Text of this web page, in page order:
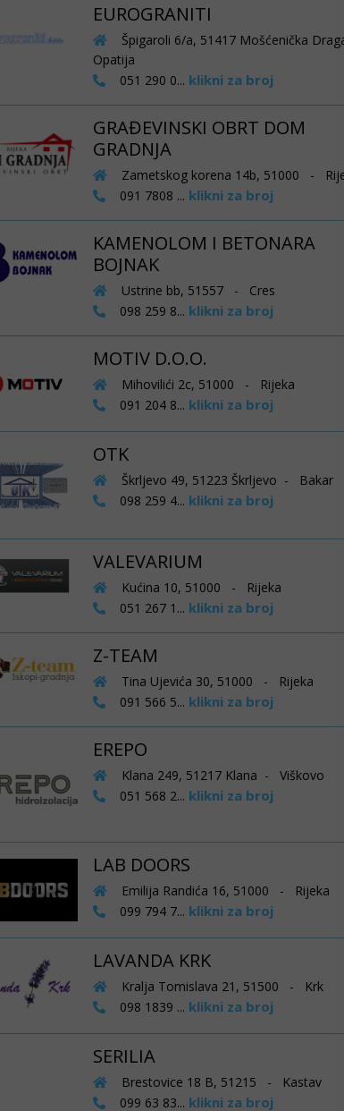
EUROGRANITI
Špigaroli 6/a, 51417 Mošćenička
Opatija
051 290 0... klikni za broj
GRAĐEVINSKI OBRT DOM
GRADNJA
Zametskog korena 14b, 51000 -
091 7808 ... klikni za broj
KAMENOLOM I BETONARA
BOJNAK
Ustrine bb, 51557 - Cres
098 259 8... klikni za broj
MOTIV D.O.O.
Mihovilići 2c, 51000 - Rijeka
091 204 8... klikni za broj
OTK
Škrljevo 49, 51223 Škrljevo - Bakar
098 259 4... klikni za broj
VALEVARIUM
Kućina 10, 51000 - Rijeka
051 267 1... klikni za broj
Z-TEAM
Tina Ujevića 30, 51000 - Rijeka
091 566 5... klikni za broj
EREPO
Klana 249, 51217 Klana - Viškovo
051 568 2... klikni za broj
LAB DOORS
Emilija Randića 16, 51000 - Rijeka
099 794 7... klikni za broj
LAVANDA KRK
Kralja Tomislava 21, 51500 - Krk
098 1839 ... klikni za broj
SERILIA
Brestovice 18 B, 51215 - Kastav
099 63 83... klikni za broj